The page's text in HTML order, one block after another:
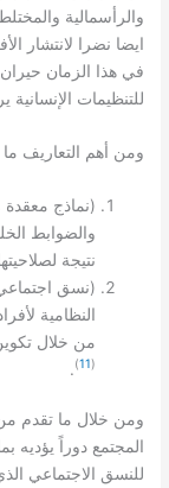
والرأسمالية
ايضا نضرا لانتشار
في هذا الزمان
للتنظيمات
ومن أهم التعاريف ما
(نماذج معقدة
والضوابط
نتيجة
(نسق
النظامية
من خلال
(
11
)
.
ومن خلال ما تقدم
المجتمع دوراً يؤديه
للنسق الاجتماعي